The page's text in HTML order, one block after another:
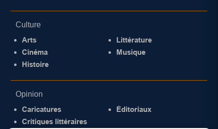
Culture
Arts
Cinéma
Histoire
Littérature
Musique
Opinion
Caricatures
Critiques littéraires
Éditoriaux